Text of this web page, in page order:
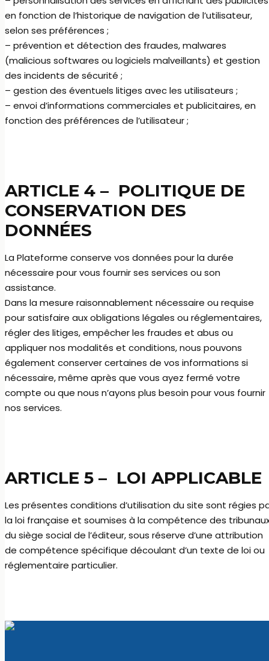
en fonction de l’historique de navigation de l’utilisateur,
selon ses préférences ;
– prévention et détection des fraudes, malwares
(malicious softwares ou logiciels malveillants) et gestion
des incidents de sécurité ;
– gestion des éventuels litiges avec les utilisateurs ;
– envoi d’informations commerciales et publicitaires, en
fonction des préférences de l’utilisateur ;
ARTICLE 4 – POLITIQUE DE
CONSERVATION DES
DONNÉES
La Plateforme conserve vos données pour la durée
nécessaire pour vous fournir ses services ou son
assistance.
Dans la mesure raisonnablement nécessaire ou requise
pour satisfaire aux obligations légales ou réglementaires,
régler des litiges, empêcher les fraudes et abus ou
appliquer nos modalités et conditions, nous pouvons
également conserver certaines de vos informations si
nécessaire, même après que vous ayez fermé votre
compte ou que nous n’ayons plus besoin pour vous fournir
nos services.
ARTICLE 5 – LOI APPLICABLE
Les présentes conditions d’utilisation du site sont régies
la loi française et soumises à la compétence des
du siège social de l’éditeur, sous réserve d’une attribution
de compétence spécifique découlant d’un texte de loi ou
réglementaire particulier.